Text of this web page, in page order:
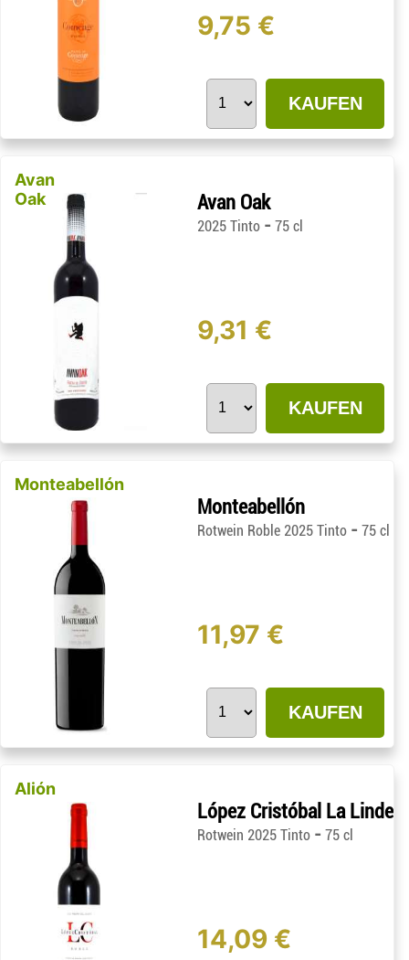
9,75 €
KAUFEN
Avan
Oak
Avan Oak
2025 Tinto -75 cl
9,31 €
KAUFEN
Monteabellón
Monteabellón
Rotwein Roble 2025 Tinto -75 cl
11,97 €
KAUFEN
Alión
López Cristóbal La Linde
Rotwein 2025 Tinto -75 cl
14,09 €